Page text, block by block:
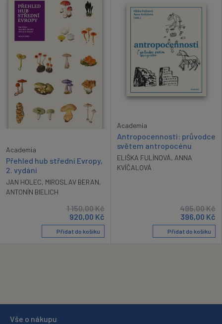
Academia
Přehled hub střední Evropy,
2. vydání
JAN HOLEC, MIROSLAV BERAN,
ANTONÍN BIELICH
1 150,00Kč
920,00 Kč
Přidat do košíku
Academia
Antropocennosti: průvodce
světem antropocénu
ELIŠKA FULÍNOVÁ, ANNA
KVÍČALOVÁ
495,00Kč
396,00 Kč
Přidat do košíku
Vše o nákupu